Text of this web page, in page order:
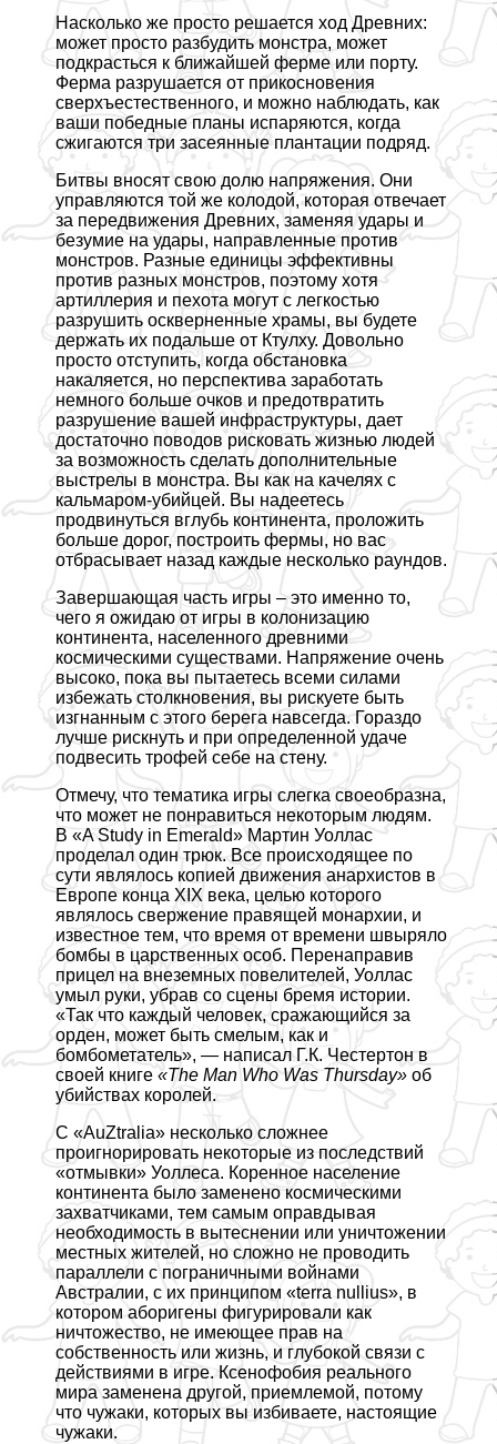
Насколько же просто решается ход Древних:
может просто разбудить монстра, может
подкрасться к ближайшей ферме или порту.
Ферма разрушается от прикосновения
сверхъестественного, и можно наблюдать, как
ваши победные планы испаряются, когда
сжигаются три засеянные плантации подряд.
Битвы вносят свою долю напряжения. Они
управляются той же колодой, которая отвечает
за передвижения Древних, заменяя удары и
безумие на удары, направленные против
монстров. Разные единицы эффективны
против разных монстров, поэтому хотя
артиллерия и пехота могут с легкостью
разрушить оскверненные храмы, вы будете
держать их подальше от Ктулху. Довольно
просто отступить, когда обстановка
накаляется, но перспектива заработать
немного больше очков и предотвратить
разрушение вашей инфраструктуры, дает
достаточно поводов рисковать жизнью людей
за возможность сделать дополнительные
выстрелы в монстра. Вы как на качелях с
кальмаром-убийцей. Вы надеетесь
продвинуться вглубь континента, проложить
больше дорог, построить фермы, но вас
отбрасывает назад каждые несколько раундов.
Завершающая часть игры – это именно то,
чего я ожидаю от игры в колонизацию
континента, населенного древними
космическими существами. Напряжение очень
высоко, пока вы пытаетесь всеми силами
избежать столкновения, вы рискуете быть
изгнанным с этого берега навсегда. Гораздо
лучше рискнуть и при определенной удаче
подвесить трофей себе на стену.
Отмечу, что тематика игры слегка своеобразна,
что может не понравиться некоторым людям.
В «A Study in Emerald» Мартин Уоллас
проделал один трюк. Все происходящее по
сути являлось копией движения анархистов в
Европе конца XIX века, целью которого
являлось свержение правящей монархии, и
известное тем, что время от времени швыряло
бомбы в царственных особ. Перенаправив
прицел на внеземных повелителей, Уоллас
умыл руки, убрав со сцены бремя истории.
«Так что каждый человек, сражающийся за
орден, может быть смелым, как и
бомбометатель», — написал Г.К. Честертон в
своей книге «The Man Who Was Thursday» об
убийствах королей.
С «AuZtralia» несколько сложнее
проигнорировать некоторые из последствий
«отмывки» Уоллеса. Коренное население
континента было заменено космическими
захватчиками, тем самым оправдывая
необходимость в вытеснении или уничтожении
местных жителей, но сложно не проводить
параллели с пограничными войнами
Австралии, с их принципом «terra nullius», в
котором аборигены фигурировали как
ничтожество, не имеющее прав на
собственность или жизнь, и глубокой связи с
действиями в игре. Ксенофобия реального
мира заменена другой, приемлемой, потому
что чужаки, которых вы избиваете, настоящие
чужаки.